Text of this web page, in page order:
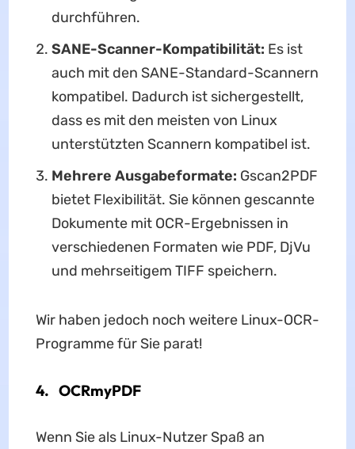
durchführen.
SANE-Scanner-Kompatibilität: Es ist
auch mit den SANE-Standard-Scannern
kompatibel. Dadurch ist sichergestellt,
dass es mit den meisten von Linux
unterstützten Scannern kompatibel ist.
Mehrere Ausgabeformate: Gscan2PDF
bietet Flexibilität. Sie können gescannte
Dokumente mit OCR-Ergebnissen in
verschiedenen Formaten wie PDF, DjVu
und mehrseitigem TIFF speichern.
Wir haben jedoch noch weitere Linux-OCR-
Programme für Sie parat!
4. OCRmyPDF
Wenn Sie als Linux-Nutzer Spaß an